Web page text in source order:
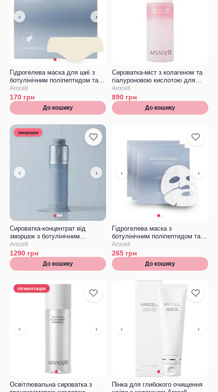
‹ ›
Гідрогелева маска для шиї з
ботулінічним поліпептидом та
колагеном Arocell Botulcare
Neck Mask
Arocell
170 грн
До кошику
Сироватка-міст з колагеном та
гіалуроновою кислотою для
зволоження та сяйва Arocell
Collagen Ampoule Mist
Arocell
890 грн
До кошику
зморшки
‹ ›
Сироватка-концентрат від
зморшок з ботулінічним
поліпептидом та гіалуроновою
кислотою Arocell Botulcare
Ampoule
Arocell
1290 грн
До кошику
‹ ›
Гідрогелева маска з
ботулінічним поліпептидом та
колагеном Arocell Botulcare
Mask EX
Arocell
265 грн
До кошику
пігментація
‹ ›
Освітлювальна сироватка з
‹ ›
Пінка для глибокого очищення